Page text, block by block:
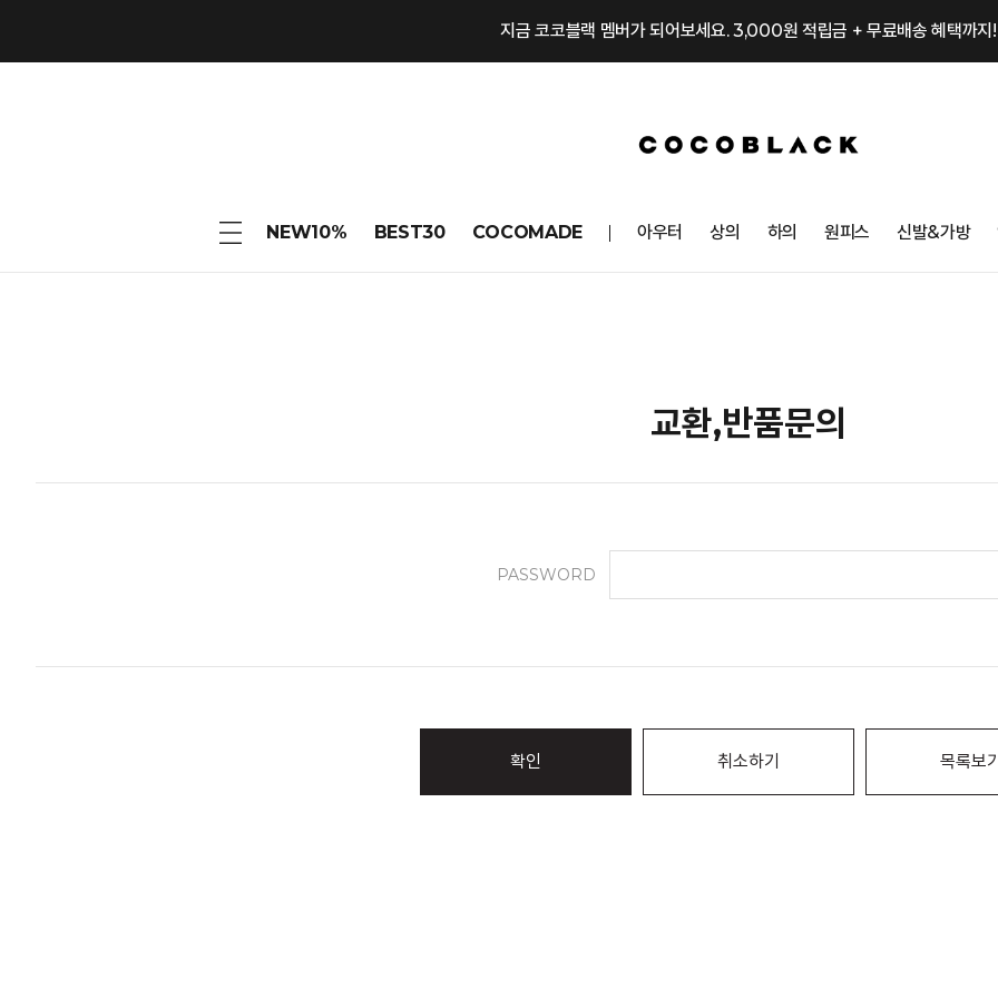
지금 코코블랙 멤버가 되어보세요. 3,000원 적립금 + 무료배송 혜택까지!
NEW10% BEST30 COCOMADE 아우터 상의 하의 원피스 신발&가방
교환,반품문의
PASSWORD
확인 취소하기 목록보